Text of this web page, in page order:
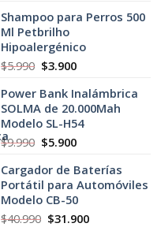
original
era:
$5.900.
actual
$3.900.
Shampoo para Perros 500
Ml Petbrilho
Hipoalergénico
$5.990 El
original
era:
$5.990.
$3.900El
actual
es:
$3.900.
Power Bank Inalámbrica
SOLMA de 20.000Mah
Modelo SL-H54
$9.990 El
original
era:
$9.990.
$5.900El
actual
es:
$5.900.
Cargador de Baterías
Portátil para Automóviles
Modelo CB-50
$40.990 El
$31.900El